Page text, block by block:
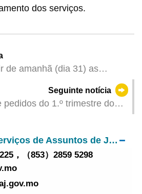
dos serviços.
de amanhã (dia 31) as
para o Plano específico de
lançado pela DSAL, em
Sands China
Seguinte notícia
do 1.º trimestre do
de 2026 tem início no
Direcção dos Serviços de Assuntos de Justiça
，（853）2859 5298